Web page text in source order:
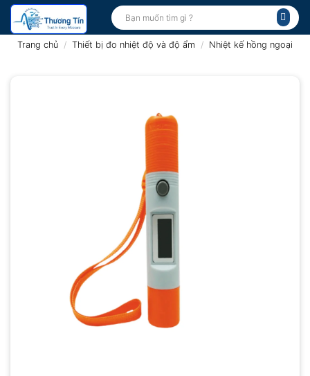
Bỏ
qua
Tìm
kiếm:
Trang chủ / Thiết bị đo nhiệt độ và độ ẩm / Nhiệt kế hồng ngoại